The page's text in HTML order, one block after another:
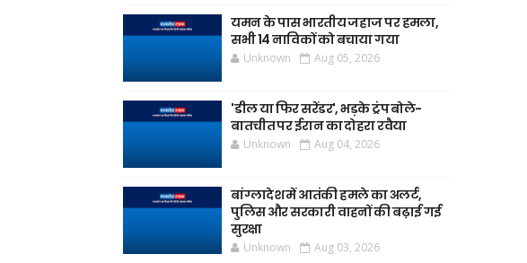
यमन के पास भारतीय जहाज पर हमला,
सभी 14 नाविकों को बचाया गया
Unknown Aug 05, 2026
'डील या फिर सरेंडर', भड़के ट्रंप बोले-
बातचीत पर ईरान का दोहरा रवैया
Unknown Aug 04, 2026
बांग्लादेश में आतंकी हमले का अलर्ट,
पुलिस और सरकारी वाहनों की बढ़ाई गई
सुरक्षा
Unknown Aug 03, 2026